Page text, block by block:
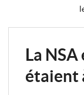
La
étaient